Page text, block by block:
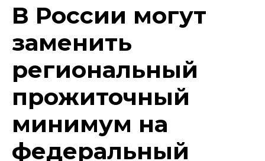
В России могут
заменить
региональный
прожиточный
минимум на
федеральный